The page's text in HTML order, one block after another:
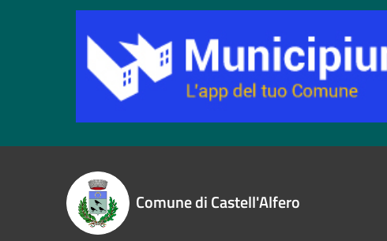
Comune di Castell'Alfero